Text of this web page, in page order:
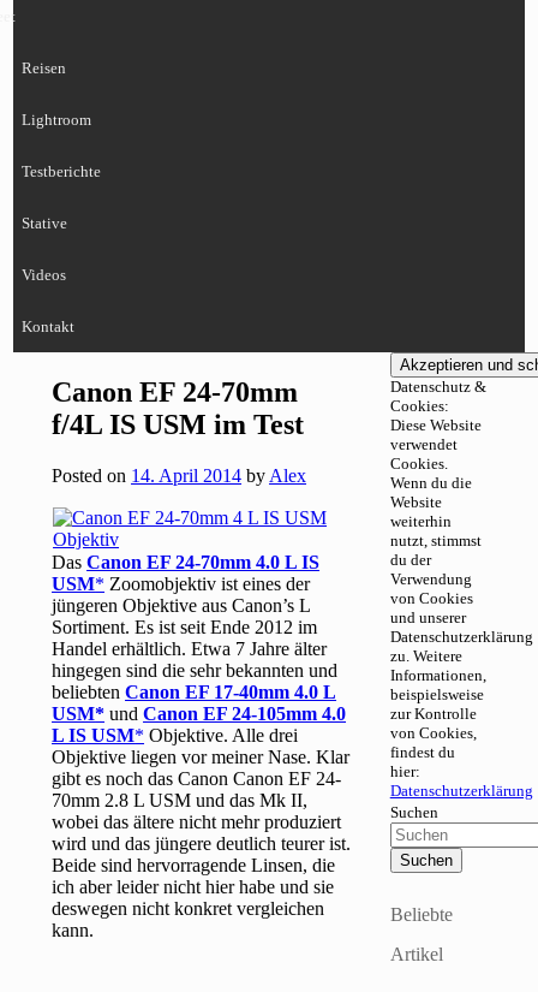
Reisen
Lightroom
Testberichte
Stative
Videos
Kontakt
Canon EF 24-70mm
f/4L IS USM im Test
Posted on 14. April 2014 by Alex
DasCanon EF 24-70mm 4.0 L IS
USM
Zoomobjektiv ist eines der
jüngeren Objektive aus Canon’s L
Sortiment. Es ist seit Ende 2012 im
Handel erhältlich. Etwa 7 Jahre älter
hingegen sind die sehr bekannten und
beliebtenCanon EF 17-40mm 4.0 L
USM
undCanon EF 24-105mm 4.0
L IS USM
Objektive. Alle drei
Objektive liegen vor meiner Nase. Klar
gibt es noch das Canon Canon EF 24-
70mm 2.8 L USM und das Mk II,
wobei das ältere nicht mehr produziert
wird und das jüngere deutlich teurer ist.
Beide sind hervorragende Linsen, die
ich aber leider nicht hier habe und sie
deswegen nicht konkret vergleichen
kann.
Datenschutz &
Cookies:
Diese Website
verwendet
Cookies.
Wenn du die
Website
weiterhin
nutzt, stimmst
du der
Verwendung
von Cookies
und unserer
Datenschutzerklärung
zu. Weitere
Informationen,
beispielsweise
zur Kontrolle
von Cookies,
findest du
hier:
Datenschutzerklärung
Suchen
Beliebte
Artikel